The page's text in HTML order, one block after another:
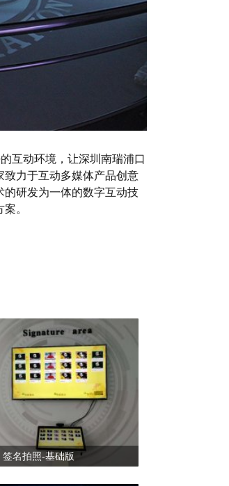
互动环境，让深圳南瑞浦口
致力于互动多媒体产品创意
研发为一体的数字互动技
。
签名拍照-基础版